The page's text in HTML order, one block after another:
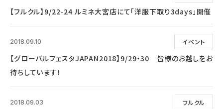
【フルクル】9/22-24 ルミネ大宮店にて「洋服下取り3days」開催
イベント
2018.09.10
【グローバルフェスタJAPAN2018】9/29・30 皆様のお越しをお
待ちしています！
フルクル
2018.09.03